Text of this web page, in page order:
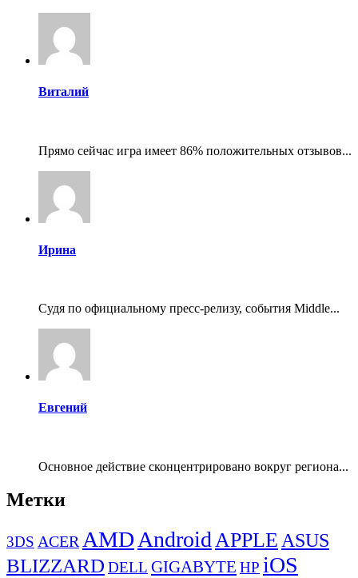
Виталий
Прямо сейчас игра имеет 86% положительных отзывов...
Ирина
Судя по официальному пресс-релизу, события Middle...
Евгений
Основное действие сконцентрировано вокруг региона...
Метки
3DS ACER AMDAndroidAPPLEASUS
BLIZZARD DELL GIGABYTE HP iOS